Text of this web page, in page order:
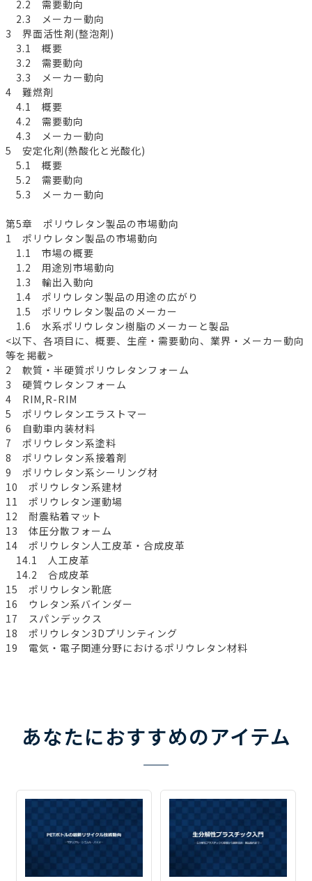
2.2 需要動向
2.3 メーカー動向
3 界面活性剤(整泡剤)
3.1 概要
3.2 需要動向
3.3 メーカー動向
4 難燃剤
4.1 概要
4.2 需要動向
4.3 メーカー動向
5 安定化剤(熱酸化と光酸化)
5.1 概要
5.2 需要動向
5.3 メーカー動向
第5章 ポリウレタン製品の市場動向
1 ポリウレタン製品の市場動向
1.1 市場の概要
1.2 用途別市場動向
1.3 輸出入動向
1.4 ポリウレタン製品の用途の広がり
1.5 ポリウレタン製品のメーカー
1.6 水系ポリウレタン樹脂のメーカーと製品
<以下、各項目に、概要、生産・需要動向、業界・メーカー動向
等を掲載>
2 軟質・半硬質ポリウレタンフォーム
3 硬質ウレタンフォーム
4 RIM,R-RIM
5 ポリウレタンエラストマー
6 自動車内装材料
7 ポリウレタン系塗料
8 ポリウレタン系接着剤
9 ポリウレタン系シーリング材
10 ポリウレタン系建材
11 ポリウレタン運動場
12 耐震粘着マット
13 体圧分散フォーム
14 ポリウレタン人工皮革・合成皮革
14.1 人工皮革
14.2 合成皮革
15 ポリウレタン靴底
16 ウレタン系バインダー
17 スパンデックス
18 ポリウレタン3Dプリンティング
19 電気・電子関連分野におけるポリウレタン材料
あなたにおすすめのアイテム